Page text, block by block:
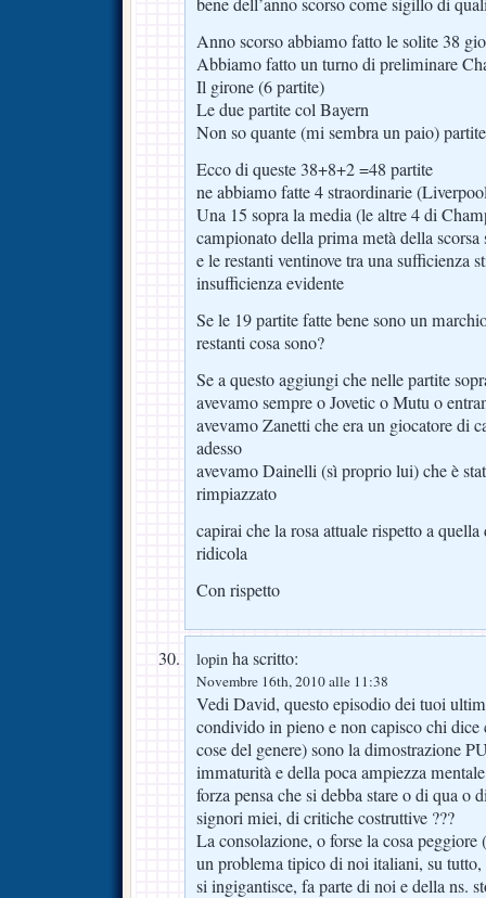
bene dell’anno scorso come sigillo di
Anno scorso abbiamo fatto le solite 38
Abbiamo fatto un turno di preliminare
Il girone (6 partite)
Le due partite col Bayern
Non so quante (mi sembra un paio)
Ecco di queste 38+8+2 =48 partite
ne abbiamo fatte 4 straordinarie
Una 15 sopra la media (le altre 4 di
campionato della prima metà della scorsa
e le restanti ventinove tra una sufficienza
insufficienza evidente
Se le 19 partite fatte bene sono un
restanti cosa sono?
Se a questo aggiungi che nelle partite
avevamo sempre o Jovetic o Mutu o
avevamo Zanetti che era un giocatore di
adesso
avevamo Dainelli (sì proprio lui) che è
rimpiazzato
capirai che la rosa attuale rispetto a
ridicola
Con rispetto
lopin ha scritto:
Novembre 16th, 2010 alle 11:38
Vedi David, questo episodio dei tuoi
condivido in pieno e non capisco chi dice
cose del genere) sono la dimostrazione
immaturità e della poca ampiezza
forza pensa che si debba stare o di qua
signori miei, di critiche costruttive ???
La consolazione, o forse la cosa peggiore
un problema tipico di noi italiani, su tutto,
si ingigantisce, fa parte di noi e della ns.